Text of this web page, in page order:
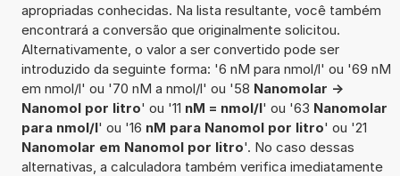
apropriadas conhecidas. Na lista resultante, você também
encontrará a conversão que originalmente solicitou.
Alternativamente, o valor a ser convertido pode ser
introduzido da seguinte forma: '6 nM para nmol/l' ou '69 nM
em nmol/l' ou '70 nM a nmol/l' ou '58 Nanomolar ->
Nanomol por litro' ou '11 nM = nmol/l' ou '63 Nanomolar
para nmol/l' ou '16 nM para Nanomol por litro' ou '21
Nanomolar em Nanomol por litro'. No caso dessas
alternativas, a calculadora também verifica imediatamente